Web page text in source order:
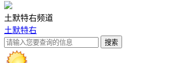
土默特右频道
土默特右